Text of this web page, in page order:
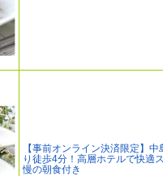
【事前オンライン決済限定】
り徒歩4分！高層ホテルで快適
慢の朝食付き